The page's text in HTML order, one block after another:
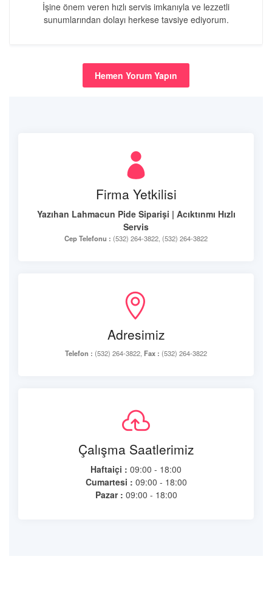
İşine önem veren hızlı servis imkanıyla ve lezzetli
sunumlarından dolayı herkese tavsiye ediyorum.
Hemen Yorum Yapın
Firma Yetkilisi
Yazıhan Lahmacun Pide Siparişi | Acıktınmı Hızlı
Servis
Cep Telefonu : (532) 264-3822, (532) 264-3822
Adresimiz
Telefon : (532) 264-3822, Fax : (532) 264-3822
Çalışma Saatlerimiz
Haftaiçi : 09:00 - 18:00
Cumartesi : 09:00 - 18:00
Pazar : 09:00 - 18:00